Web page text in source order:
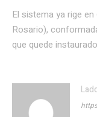
El sistema ya rige
Rosario),
que quede